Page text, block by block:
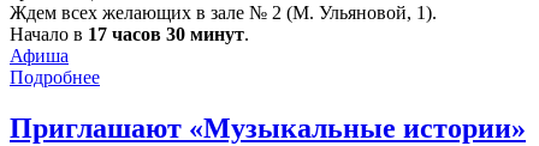
Ждем всех желающих в зале № 2 (М. Ульяновой, 1).
Начало в 17 часов 30 минут.
Афиша
Подробнее
Приглашают «Музыкальные истории»